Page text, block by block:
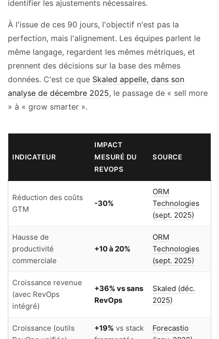
identifier les ajustements nécessaires.
À l'issue de ces 90 jours, l'objectif n'est pas la
perfection, mais l'alignement. Les équipes parlent le
même langage, regardent les mêmes métriques, et
prennent des décisions sur la base des mêmes
données. C'est ce que Skaled appelle, dans son
analyse de décembre 2025, le passage de « sell more
» à « grow smarter ».
INDICATEUR
IMPACT
MESURÉ DU
REVOPS
SOURCE
Réduction des coûts
GTM
-30%
ORM
Technologies
(sept. 2025)
Hausse de
productivité
commerciale
+10 à 20%
ORM
Technologies
(sept. 2025)
Croissance revenue
(avec RevOps
intégré)
+36% vs sans
RevOps
Skaled (déc.
2025)
Croissance (outils
+19% vs stack
Forecastio